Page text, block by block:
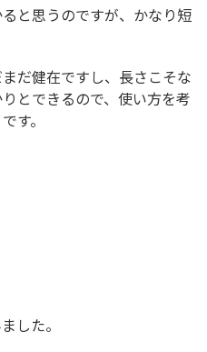
と思うのですが、かなり短
だ健在ですし、長さこそな
とできるので、使い方を考
す。
した。